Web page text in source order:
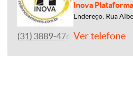
Inova
Endereço: Rua
(31) 3889-4765Ver telefone